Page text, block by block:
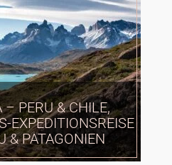
PERU & CHILE,
EXPEDITIONSREISE
& PATAGONIEN